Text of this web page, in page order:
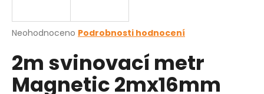
Průměrné
produktu
je
0,0
Neohodnoceno Podrobnosti hodnocení
2m svinovací metr
Magnetic 2mx16mm
j
t
?